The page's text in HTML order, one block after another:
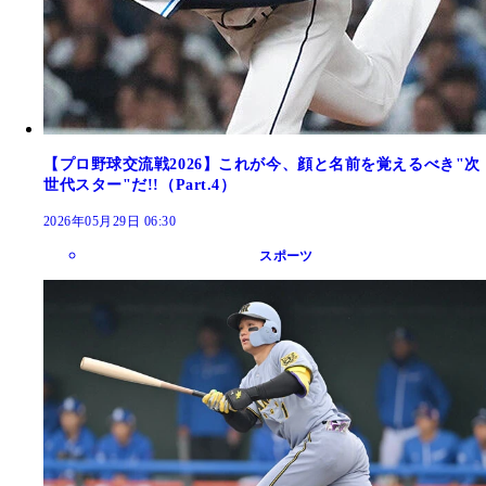
【プロ野球交流戦2026】これが今、顔と名前を覚えるべき"次
世代スター"だ!!（Part.4）
2026年05月29日 06:30
スポーツ